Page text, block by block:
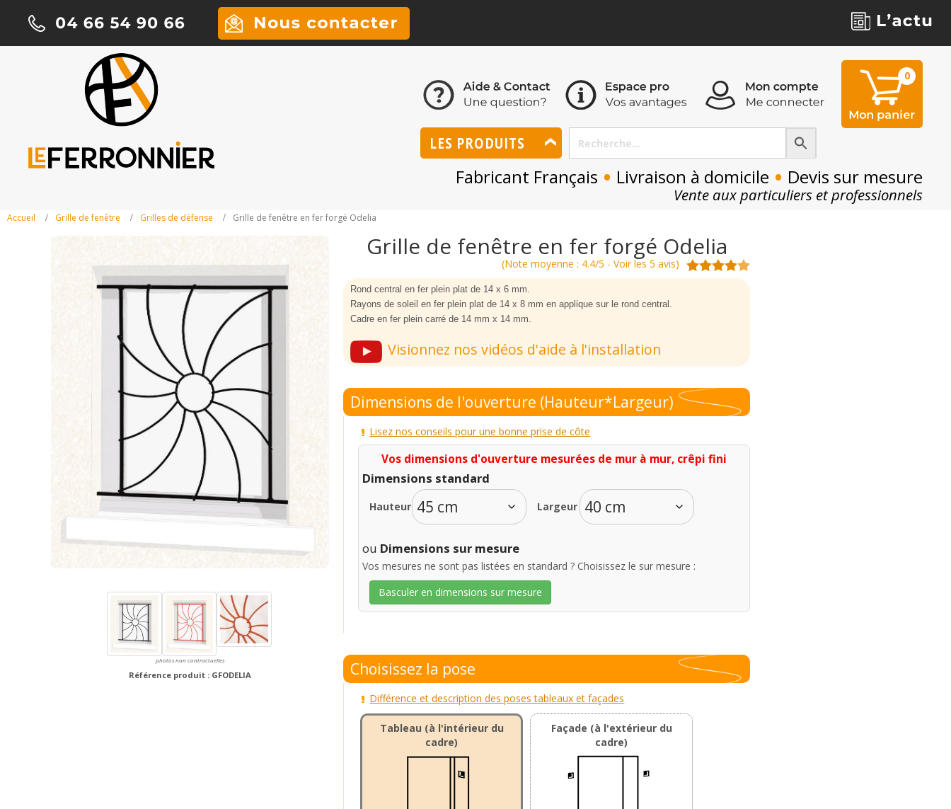
0
0
LES PRODUITS
Fabricant Français • Livraison à domicile • Devis sur mesure
Vente aux particuliers et professionnels
Accueil Grille de fenêtre Grilles de défense Grille de fenêtre en fer forgé Odelia
photos non contractuelles
Référence produit : GFODELIA
Grille de fenêtre en fer forgé Odelia
(Note moyenne : 4.4/5 - Voir les 5 avis)
Rond central en fer plein plat de 14 x 6 mm.
Rayons de soleil en fer plein plat de 14 x 8 mm en applique sur le rond central.
Cadre en fer plein carré de 14 mm x 14 mm.
Visionnez nos vidéos d'aide à l'installation
Dimensions de l'ouverture (Hauteur*Largeur)
Lisez nos conseils pour une bonne prise de côte
Vos dimensions d'ouverture mesurées de mur à mur, crêpi fini
Dimensions standard
Hauteur Largeur
ou Dimensions sur mesure
Vos mesures ne sont pas listées en standard ?Choisissez le sur mesure :
Basculer en dimensions sur mesure
Choisissez la pose
Différence et description des poses tableaux et façades
Tableau (à l'intérieur du
cadre)
Façade (à l'extérieur du
cadre)